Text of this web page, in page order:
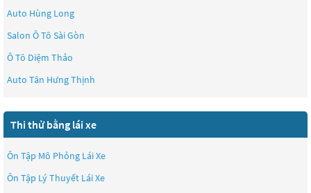
Auto Hùng Long
Salon Ô Tô Sài Gòn
Ô Tô Diệm Thảo
Auto Tân Hưng Thịnh
Thi thử bằng lái xe
Ôn Tập Mô Phỏng Lái Xe
Ôn Tập Lý Thuyết Lái Xe